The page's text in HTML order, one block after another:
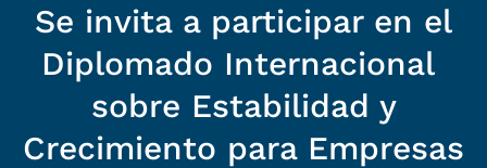
Se invita a participar en el
Diplomado Internacional
sobre Estabilidad y
Crecimiento para Empresas